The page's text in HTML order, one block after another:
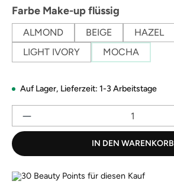
Farbe Make-up flüssig
ALMOND BEIGE HAZEL
LIGHT IVORY
MOCHA
Auf Lager, Lieferzeit: 1-3 Arbeitstage
IN DEN WARENKORB
30 Beauty Points für diesen Kauf